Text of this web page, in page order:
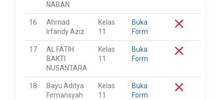
NABAN
16
Ahmad
Irfandy Aziz
Kelas
11
Buka
Form
17
AL FATIH
BAKTI
NUSANTARA
Kelas
11
Buka
Form
18
Bayu Aditya
Firmansyah
Kelas
11
Buka
Form